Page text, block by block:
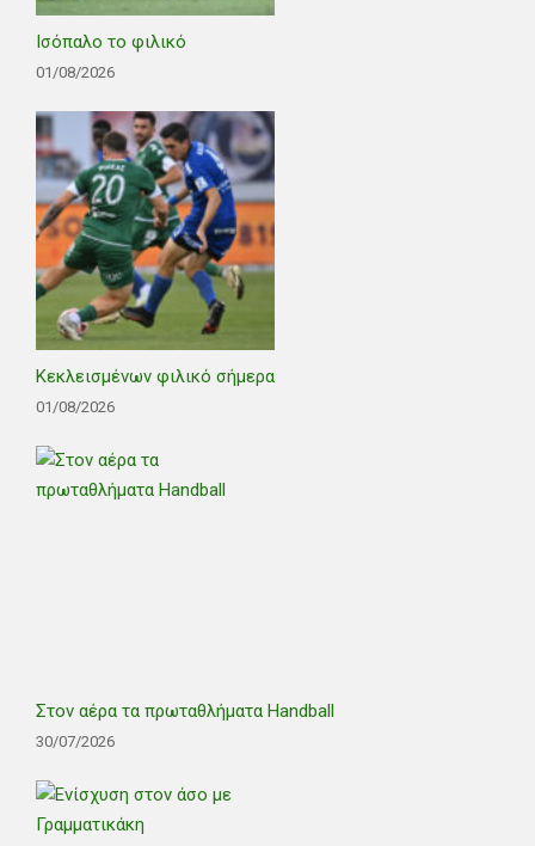
Ισόπαλο το φιλικό
01/08/2026
Κεκλεισμένων φιλικό σήμερα
01/08/2026
Στον αέρα τα πρωταθλήματα Handball
30/07/2026